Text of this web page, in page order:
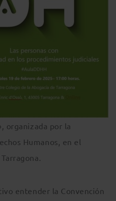
organizada por la
Humanos, en el
entender la Convención